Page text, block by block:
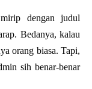
dengan judul
Bedanya, kalau
orang biasa. Tapi,
sih benar-benar